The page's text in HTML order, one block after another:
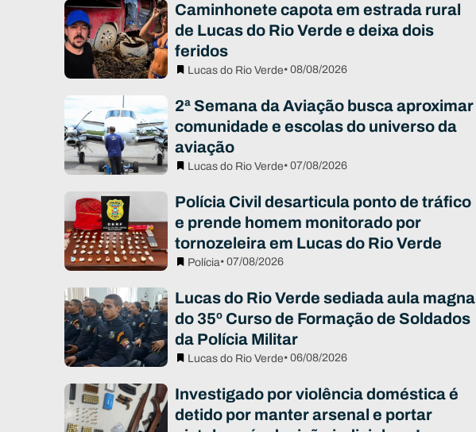
Caminhonete capota em estrada rural
de Lucas do Rio Verde e deixa dois
feridos
Lucas do Rio Verde• 08/08/2026
2ª Semana da Aviação busca aproximar
comunidade e escolas do universo da
aviação
Lucas do Rio Verde• 07/08/2026
Polícia Civil desarticula ponto de tráfico
e prende homem monitorado por
tornozeleira em Lucas do Rio Verde
Polícia• 07/08/2026
Lucas do Rio Verde sediada aula magna
do 35º Curso de Formação de Soldados
da Polícia Militar
Lucas do Rio Verde• 06/08/2026
Investigado por violência doméstica é
detido por manter arsenal e portar